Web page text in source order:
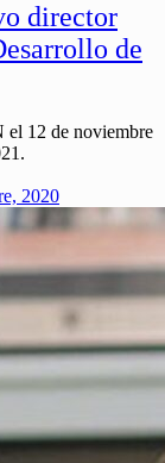
director
de
el 12 de noviembre
2020